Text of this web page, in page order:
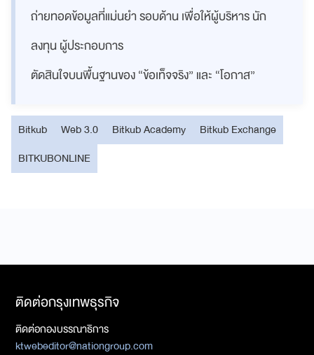
ถ่ายทอดข้อมูลที่แม่นยำ รอบด้าน เพื่อให้ผู้บริหาร นัก
ลงทุน ผู้ประกอบการ
ตัดสินใจบนพื้นฐานของ “ข้อเท็จจริง” และ “โอกาส”
Bitkub Web 3.0 Bitkub Academy
Bitkub Exchange
BITKUBONLINE
ติดต่อกรุงเทพธุรกิจ
ติดต่อกองบรรณาธิการ
ktwebeditor@nationgroup.com